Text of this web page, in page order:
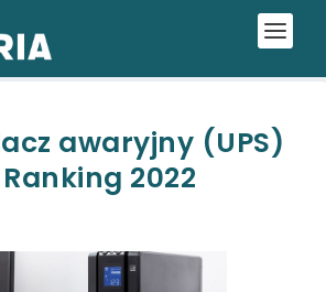
awaryjny (UPS)
2022